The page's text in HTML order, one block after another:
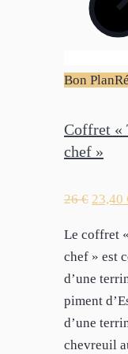
Bon Plan
Coffret «
chef »
26€ 23,40
Le coffret
chef » est
d’une
piment
d’une
chevreuil